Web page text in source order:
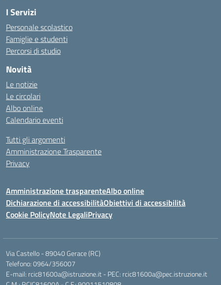
I Servizi
Personale scolastico
Famiglie e studenti
Percorsi di studio
Novità
Le notizie
Le circolari
Albo online
Calendario eventi
Tutti gli argomenti
Amministrazione Trasparente
Privacy
Amministrazione trasparenteAlbo online
Dichiarazione di accessibilitàObiettivi di accessibilità
Cookie PolicyNote LegaliPrivacy
Via Castello - 89040 Gerace (RC)
Telefono: 0964/356007
E-mail: rcic81600a@istruzione.it - PEC: rcic81600a@pec.istruzione.it